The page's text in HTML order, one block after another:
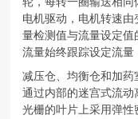
电机驱动，电机转速
量检测值与流量设定
流量始终跟踪设定流量
减压仓、均衡仓和加
通过内部的迷宫式流
光栅的叶片上采用弹